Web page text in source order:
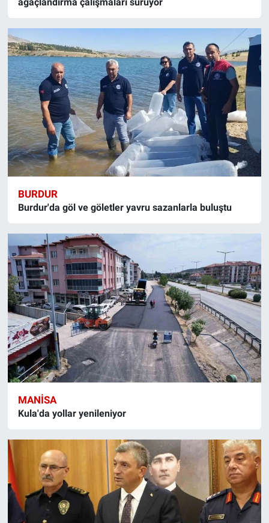
BURDUR
Burdur'da göl ve göletler yavru sazanlarla buluştu
MANISA
Kula'da yollar yenileniyor